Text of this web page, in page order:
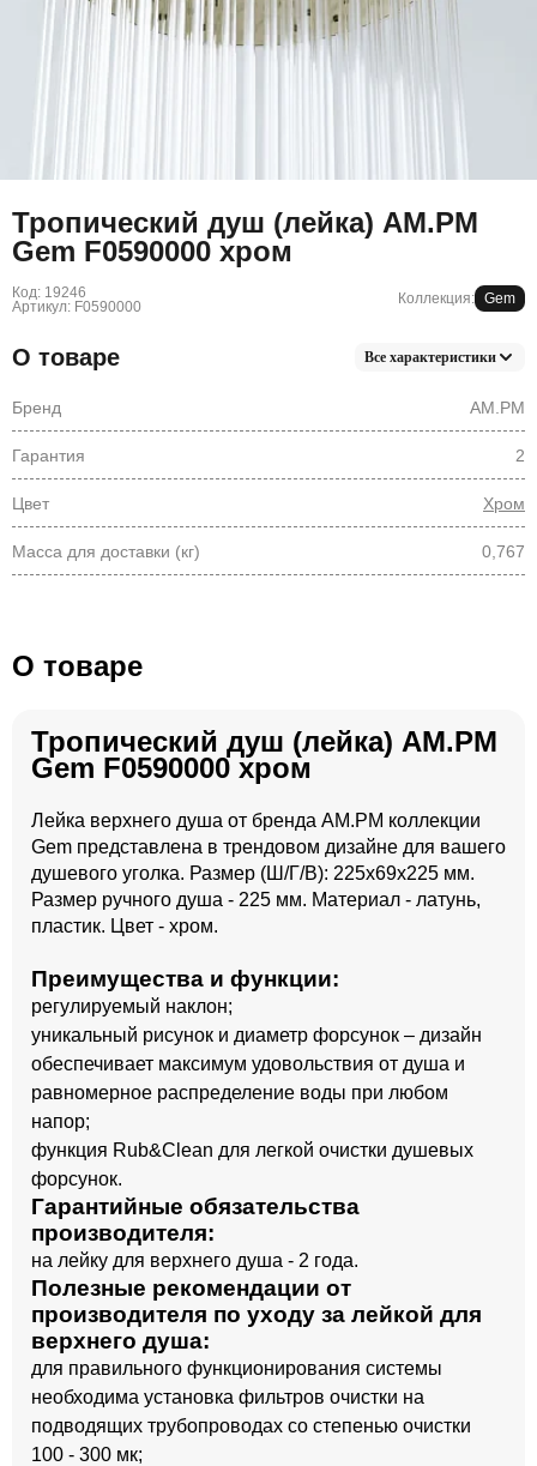
Тропический душ (лейка) AM.PM
Gem F0590000 хром
Код: 19246
Артикул: F0590000
Коллекция: Gem
О товаре Все характеристики
Бренд AM.PM
Гарантия 2
Цвет Хром
Масса для доставки (кг) 0,767
О товаре
Тропический душ (лейка) AM.PM
Gem F0590000 хром
Лейка верхнего душа от бренда AM.PM коллекции
Gem представлена в трендовом дизайне для вашего
душевого уголка. Размер (Ш/Г/В): 225x69x225 мм.
Размер ручного душа - 225 мм. Материал - латунь,
пластик. Цвет - хром.
Преимущества и функции:
регулируемый наклон;
уникальный рисунок и диаметр форсунок – дизайн
обеспечивает максимум удовольствия от душа и
равномерное распределение воды при любом
напор;
функция Rub&Clean для легкой очистки душевых
форсунок.
Гарантийные обязательства
производителя:
на лейку для верхнего душа - 2 года.
Полезные рекомендации от
производителя по уходу за лейкой для
верхнего душа:
для правильного функционирования системы
необходима установка фильтров очистки на
подводящих трубопроводах со степенью очистки
100 - 300 мк;